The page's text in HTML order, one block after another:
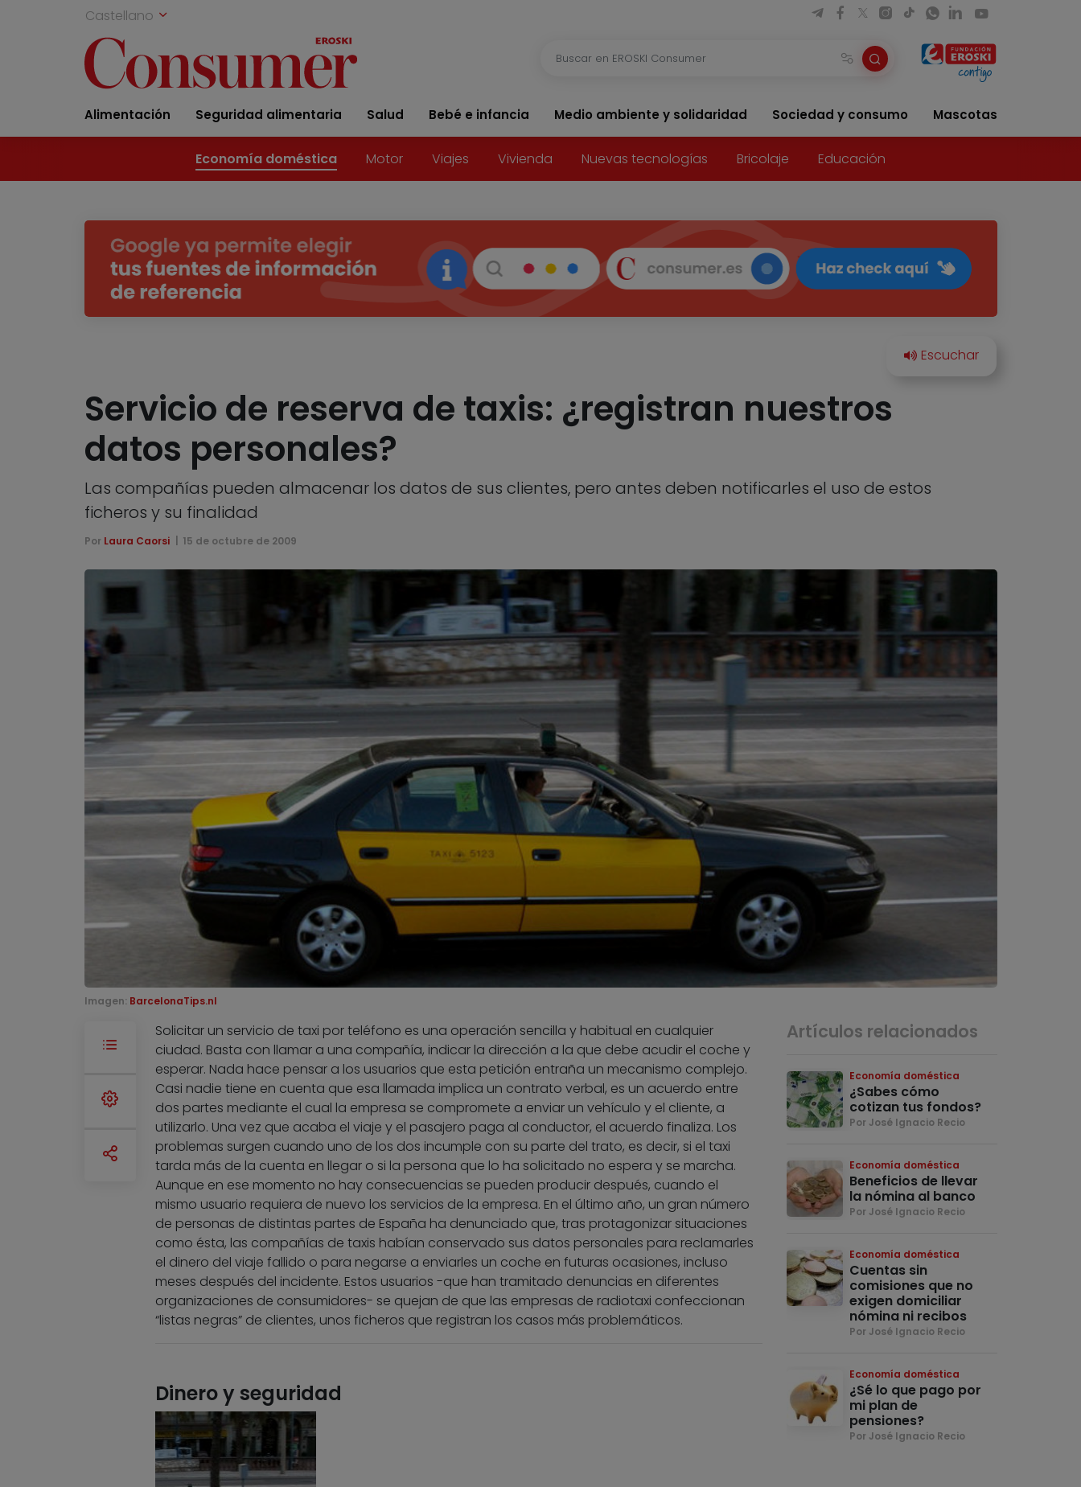
Castellano
Alimentación Seguridad alimentaria Salud Bebé e infancia Medio ambiente y solidaridad Sociedad y consumo Mascotas
Economía doméstica Motor Viajes Vivienda Nuevas tecnologías Bricolaje Educación
Servicio de reserva de taxis: ¿registran nuestros
datos personales?
Las compañías pueden almacenar los datos de sus clientes, pero antes deben notificarles el uso de estos
ficheros y su finalidad
Por Laura Caorsi 15 de octubre de 2009
Imagen: BarcelonaTips.nl
Solicitar un servicio de taxi por teléfono es una operación sencilla y habitual en cualquier
ciudad. Basta con llamar a una compañía, indicar la dirección a la que debe acudir el coche y
esperar. Nada hace pensar a los usuarios que esta petición entraña un mecanismo complejo.
Casi nadie tiene en cuenta que esa llamada implica un contrato verbal, es un acuerdo entre
dos partes mediante el cual la empresa se compromete a enviar un vehículo y el cliente, a
utilizarlo. Una vez que acaba el viaje y el pasajero paga al conductor, el acuerdo finaliza. Los
problemas surgen cuando uno de los dos incumple con su parte del trato, es decir, si el taxi
tarda más de la cuenta en llegar o si la persona que lo ha solicitado no espera y se marcha.
Aunque en ese momento no hay consecuencias se pueden producir después, cuando el
mismo usuario requiera de nuevo los servicios de la empresa. En el último año, un gran número
de personas de distintas partes de España ha denunciado que, tras protagonizar situaciones
como ésta, las compañías de taxis habían conservado sus datos personales para reclamarles
el dinero del viaje fallido o para negarse a enviarles un coche en futuras ocasiones, incluso
meses después del incidente. Estos usuarios -que han tramitado denuncias en diferentes
organizaciones de consumidores- se quejan de que las empresas de radiotaxi confeccionan
“listas negras” de clientes, unos ficheros que registran los casos más problemáticos.
Dinero y seguridad
Artículos relacionados
Economía doméstica
¿Sabes cómo
cotizan tus fondos?
Por José Ignacio Recio
Economía doméstica
Beneficios de llevar
la nómina al banco
Por José Ignacio Recio
Economía doméstica
Cuentas sin
comisiones que no
exigen domiciliar
nómina ni recibos
Por José Ignacio Recio
Economía doméstica
¿Sé lo que pago por
mi plan de
pensiones?
Por José Ignacio Recio